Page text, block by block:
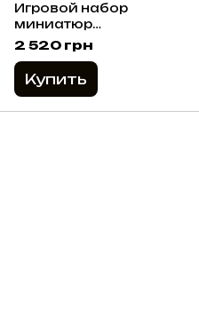
Игровой набор
миниатюр
Warhammer 40000 -
Warhammer 40000 -
Astra Militarum:
Kasrkin
2 520 грн
Купить